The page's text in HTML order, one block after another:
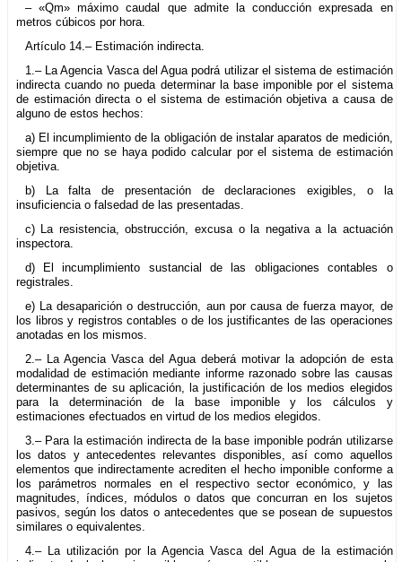
– «Qm» máximo caudal que admite la conducción expresada en
metros cúbicos por hora.
Artículo 14.– Estimación indirecta.
1.– La Agencia Vasca del Agua podrá utilizar el sistema de estimación
indirecta cuando no pueda determinar la base imponible por el sistema
de estimación directa o el sistema de estimación objetiva a causa de
alguno de estos hechos:
a) El incumplimiento de la obligación de instalar aparatos de medición,
siempre que no se haya podido calcular por el sistema de estimación
objetiva.
b) La falta de presentación de declaraciones exigibles, o la
insuficiencia o falsedad de las presentadas.
c) La resistencia, obstrucción, excusa o la negativa a la actuación
inspectora.
d) El incumplimiento sustancial de las obligaciones contables o
registrales.
e) La desaparición o destrucción, aun por causa de fuerza mayor, de
los libros y registros contables o de los justificantes de las operaciones
anotadas en los mismos.
2.– La Agencia Vasca del Agua deberá motivar la adopción de esta
modalidad de estimación mediante informe razonado sobre las causas
determinantes de su aplicación, la justificación de los medios elegidos
para la determinación de la base imponible y los cálculos y
estimaciones efectuados en virtud de los medios elegidos.
3.– Para la estimación indirecta de la base imponible podrán utilizarse
los datos y antecedentes relevantes disponibles, así como aquellos
elementos que indirectamente acrediten el hecho imponible conforme a
los parámetros normales en el respectivo sector económico, y las
magnitudes, índices, módulos o datos que concurran en los sujetos
pasivos, según los datos o antecedentes que se posean de supuestos
similares o equivalentes.
4.– La utilización por la Agencia Vasca del Agua de la estimación